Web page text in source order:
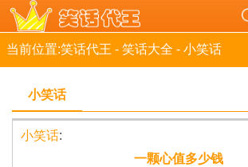
当前位置:笑话代王 - 笑话大全 - 小笑话
小笑话
小笑话:
一颗心值多少钱